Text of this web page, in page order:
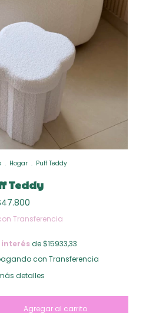
. Hogar . Puff Teddy
Teddy
Transferencia
interésde $15933,33
con Transferencia
detalles